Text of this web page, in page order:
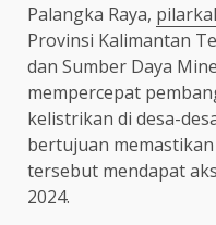
Palangka Raya,
Provinsi Kalimantan
dan Sumber Daya
mempercepat
kelistrikan di desa-
bertujuan
tersebut mendapat
2024.